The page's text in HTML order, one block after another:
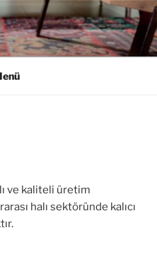
ve kaliteli üretim
halı sektöründe kalıcı